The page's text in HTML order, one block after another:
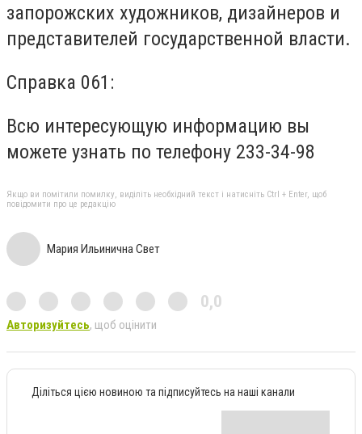
запорожских художников, дизайнеров и
представителей государственной власти.
Справка 061:
Всю интересующую информацию вы
можете узнать по телефону 233-34-98
Якщо ви помітили помилку, виділіть необхідний текст і натисніть Ctrl + Enter, щоб
повідомити про це редакцію
Мария Ильинична Свет
0,0
Авторизуйтесь, щоб оцінити
Діліться цією новиною та підписуйтесь на наші канали